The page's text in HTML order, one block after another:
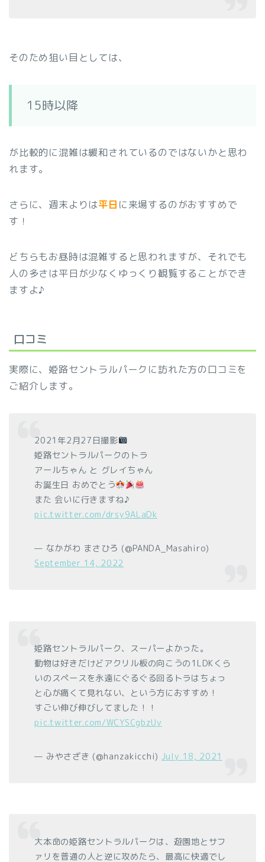
そのため狙い目としては、
15時以降
が比較的に混雑は緩和されているのではないかと思わ
れます。
さらに、週末よりは平日 に来場するのがおすすめで
す！
どちらもお昼時は混雑すると思われますが、それでも
人の多さは平日が少なくゆっくり観覧することができ
ますよ♪
口コミ
実際に、姫路セントラルパークに訪れた方の口コミを
ご紹介します。
2021年2月27日撮影
姫路セントラルパークのトラ
アールちゃん と グレイちゃん
お誕生日 おめでとう
また 会いに行きますね♪
pic.twitter.com/drsy9ALaDk
— なかがわ まさひろ (@PANDA_Masahiro)
September 14, 2022
姫路セントラルパーク、スーパーよかった。
動物は好きだけどアクリル板の向こうの1LDKくら
いのスペースを永遠にぐるぐる回るトラはちょっ
と心が痛くて見れない、という方におすすめ！
すごい伸び伸びしてました！！
pic.twitter.com/WCYSCgbzUv
— みやさざき (@hanzakicchi) July 18, 2021
大本命の姫路セントラルパークは、遊園地とサフ
ァリを普通の人と逆に攻めたら、最高に快適でし